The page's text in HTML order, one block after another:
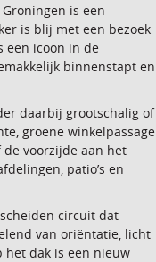
is een
is blij met een bezoek
een icoon in de
binnenstapt en
daarbij grootschalig of
groene winkelpassage
voorzijde aan het
patio’s en
circuit dat
van oriëntatie, licht
het dak is een nieuw